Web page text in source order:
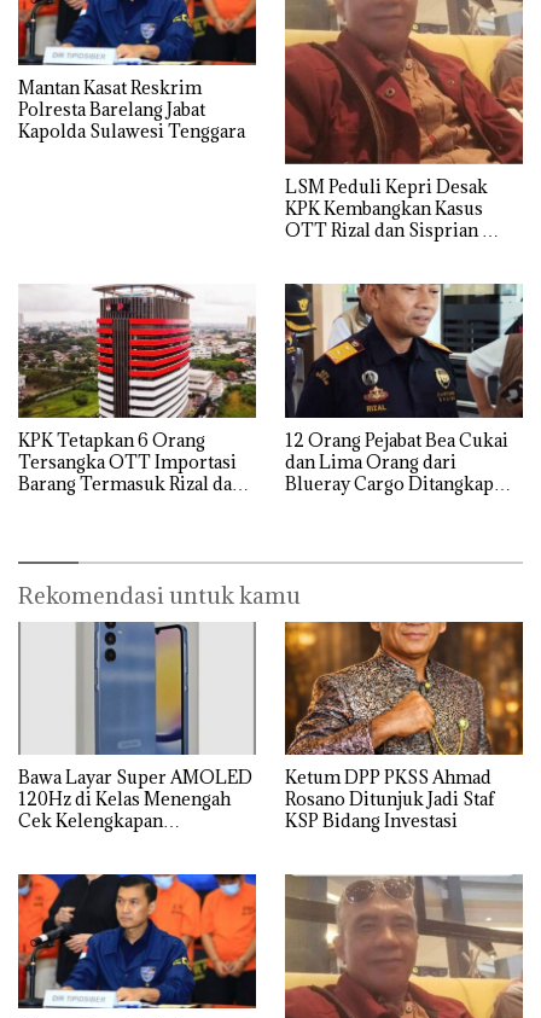
Mantan Kasat Reskrim
Polresta Barelang Jabat
Kapolda Sulawesi Tenggara
LSM Peduli Kepri Desak
KPK Kembangkan Kasus
OTT Rizal dan Sisprian
KPK Tetapkan 6 Orang
Tersangka OTT Importasi
Barang Termasuk Rizal dan
12 Orang Pejabat Bea Cukai
dan Lima Orang dari
Blueray Cargo Ditangkap
Rekomendasi untuk kamu
Bawa Layar Super AMOLED
120Hz di Kelas Menengah
Cek Kelengkapan
Ketum DPP PKSS Ahmad
Rosano Ditunjuk Jadi Staf
KSP Bidang Investasi